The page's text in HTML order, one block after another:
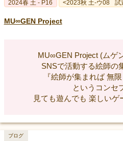
2024春 土 - P16 <2023秋 土-ウ08 試
MU∞GEN Project
MU∞GEN Project (ムゲ
SNSで活動する絵師の
『絵師が集まれば 無
というコンセ
見ても遊んでも 楽しい
ブログ